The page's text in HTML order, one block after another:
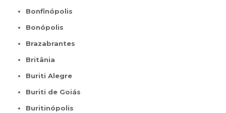
Bonfinópolis
Bonópolis
Brazabrantes
Britânia
Buriti Alegre
Buriti de Goiás
Buritinópolis